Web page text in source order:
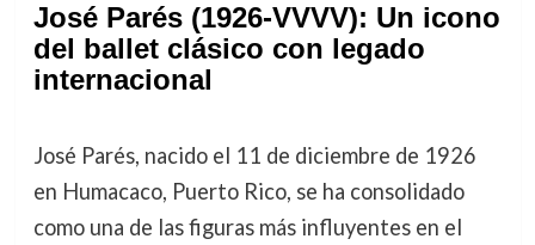
José Parés (1926-VVVV): Un icono
del ballet clásico con legado
internacional
José Parés, nacido el 11 de diciembre de 1926
en Humacaco, Puerto Rico, se ha consolidado
como una de las figuras más influyentes en el